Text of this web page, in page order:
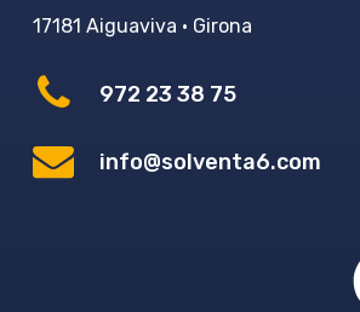
17181 Aiguaviva · Girona
972 23 38 75
info@solventa6.com